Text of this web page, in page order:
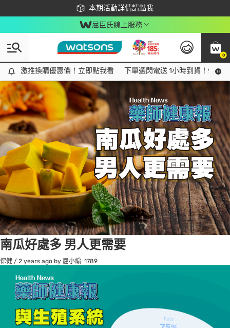
本期活動詳情請點我
下載app最高回饋$350
屈臣氏線上服務
0
激推換購優惠價！立即點我看
激推換購優惠價！立即點我看 下單選閃電送 1小時到貨！領神
Tag:#鋅2 item(s) found
南瓜好處多 男人更需要
保健 / 2 years ago by 屈小編 1789